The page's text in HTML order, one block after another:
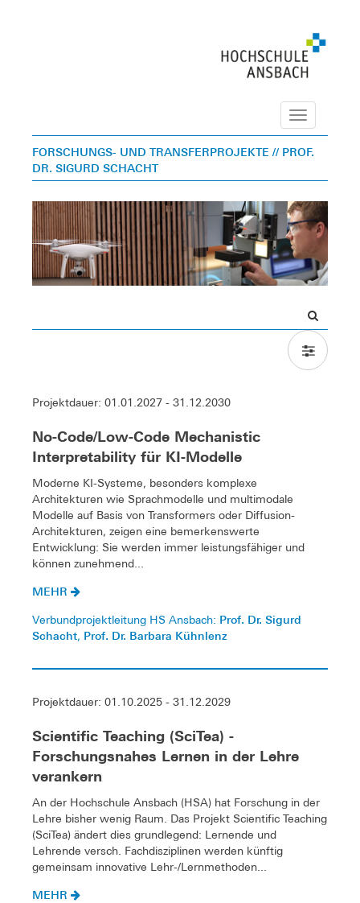
Navigation
FORSCHUNGS- UND TRANSFERPROJEKTE // PROF.
DR. SIGURD SCHACHT
Projektdauer: 01.01.2027 - 31.12.2030
No-Code/Low-Code Mechanistic
Interpretability für KI-Modelle
Moderne KI-Systeme, besonders komplexe
Architekturen wie Sprachmodelle und multimodale
Modelle auf Basis von Transformers oder Diffusion-
Architekturen, zeigen eine bemerkenswerte
Entwicklung: Sie werden immer leistungsfähiger und
können zunehmend...
MEHR
Verbundprojektleitung HS Ansbach: Prof. Dr. Sigurd
Schacht, Prof. Dr. Barbara Kühnlenz
Projektdauer: 01.10.2025 - 31.12.2029
Scientific Teaching (SciTea) -
Forschungsnahes Lernen in der Lehre
verankern
An der Hochschule Ansbach (HSA) hat Forschung in der
Lehre bisher wenig Raum. Das Projekt Scientific Teaching
(SciTea) ändert dies grundlegend: Lernende und
Lehrende versch. Fachdisziplinen werden künftig
gemeinsam innovative Lehr-/Lernmethoden...
MEHR